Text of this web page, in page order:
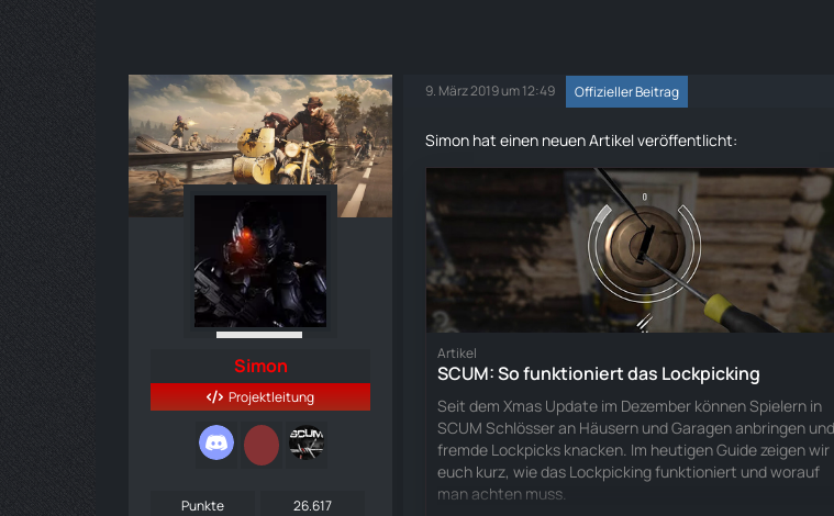
Simon
Projektleitung
Punkte
26.617
9. März 2019 um 12:49 Offizieller Beitrag
Simon hat einen neuen Artikel veröffentlicht:
Artikel
SCUM: So funktioniert das Lockpicking
Seit dem Xmas Update im Dezember können Spielern in
SCUM Schlösser an Häusern und Garagen anbringen und
fremde Lockpicks knacken. Im heutigen Guide zeigen wir
euch kurz, wie das Lockpicking funktioniert und worauf
man achten muss.